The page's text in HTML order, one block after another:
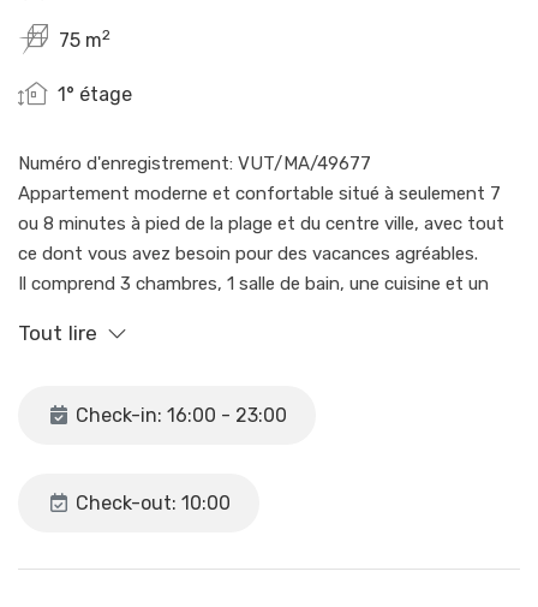
75 m2
1° étage
Numéro d'enregistrement: VUT/MA/49677
Appartement moderne et confortable situé à seulement 7
ou 8 minutes à pied de la plage et du centre ville, avec tout
ce dont vous avez besoin pour des vacances agréables.
Il comprend 3 chambres, 1 salle de bain, une cuisine et un
montagnes.
télévision avec Netflix, Amazon Prime et Disney pour rendre
Vous avez accès à l'ensemble de l'appartement, il n'y a
Tout lire
Check-in: 16:00 - 23:00
Check-out: 10:00